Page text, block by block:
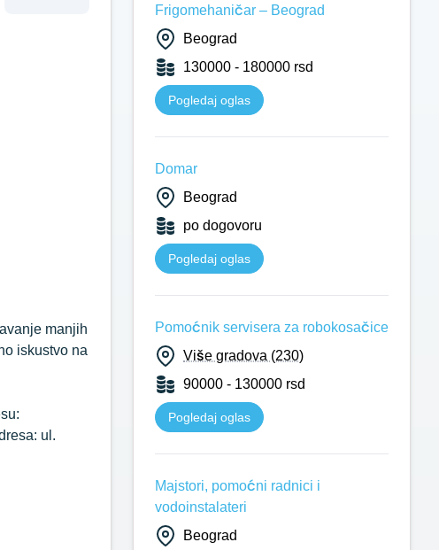
manjih
iskustvo na
ul.
Frigomehaničar – Beograd
Beograd
130000 - 180000 rsd
Pogledaj oglas
Domar
Beograd
po dogovoru
Pogledaj oglas
Pomoćnik servisera za robokosačice
Više gradova (230)
90000 - 130000 rsd
Pogledaj oglas
Majstori, pomoćni radnici i
vodoinstalateri
Beograd